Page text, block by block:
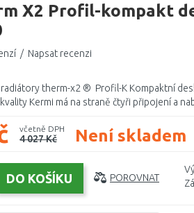
X2 Profil-kompakt
/ Napsat recenzi
therm-x2 ® Profil-K Kompaktní
Kermi má na straně čtyři připojení a
včetně DPH
4 027 Kč Není skladem
POROVNAT